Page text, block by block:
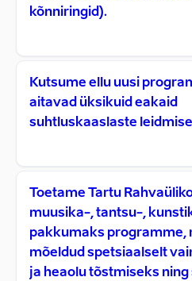
kõnniringid).
Kutsume ellu uusi
aitavad üksikuid eakaid
suhtluskaaslaste
Toetame Tartu
muusika-, tantsu-,
pakkumaks programme,
mõeldud spetsiaalselt
ja heaolu tõstmiseks